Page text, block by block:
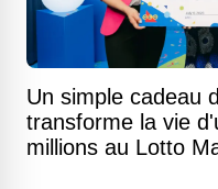
Un simple cadeau
transforme la vie
millions au Lotto